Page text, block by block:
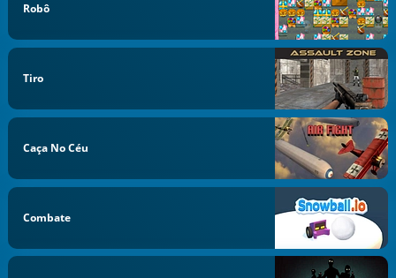
Robô
Tiro
Caça No Céu
Combate